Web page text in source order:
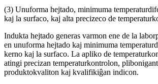
(3) Unuforma hejtado, minimuma
kaj la surfaco, kaj alta precizeco de
Indukta hejtado generas varmon ene de la
en unuforma hejtado kaj minimuma
kerno kaj la surfaco. La apliko de
atingi precizan temperaturkontrolon,
produktokvaliton kaj kvalifikiĝan indicon.